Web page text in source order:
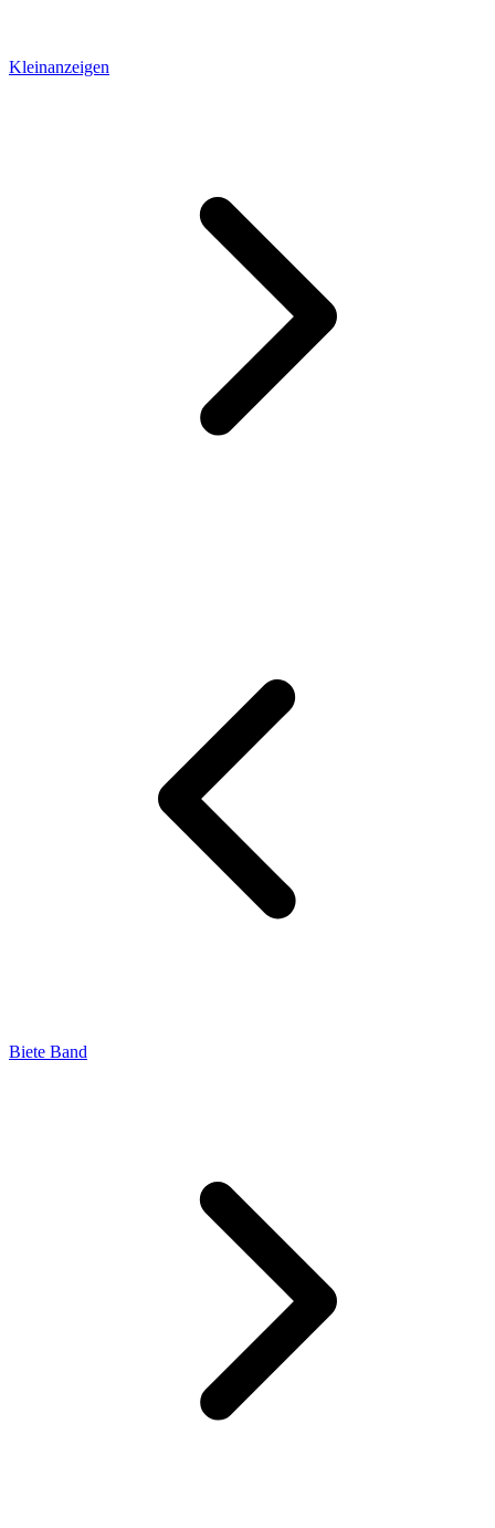
Kleinanzeigen
Biete Band